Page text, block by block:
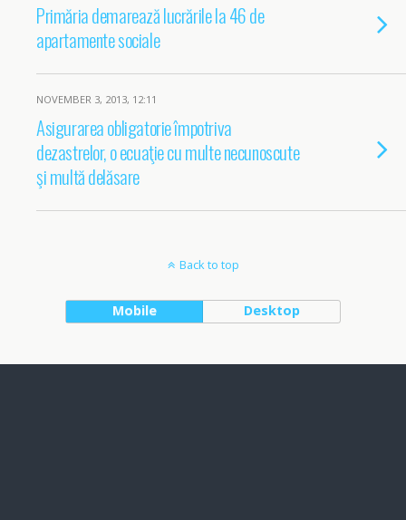
Primăria demarează lucrările la 46 de
apartamente sociale
NOVEMBER 3, 2013, 12:11
Asigurarea obligatorie împotriva
dezastrelor, o ecuaţie cu multe necunoscute
şi multă delăsare
Back to top
Mobile Desktop